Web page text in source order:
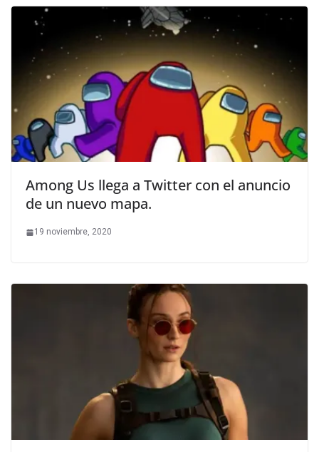
Among Us llega a Twitter con el anuncio
de un nuevo mapa.
19 noviembre, 2020